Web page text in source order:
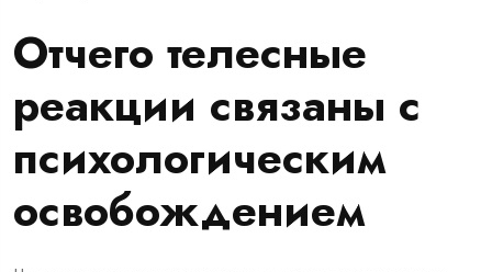
Отчего телесные
реакции связаны с
психологическим
освобождением